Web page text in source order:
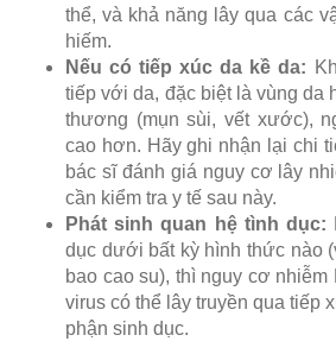
thể, và khả năng lây qua các
hiếm.
Nếu có tiếp xúc da kề da:
tiếp với da, đặc biệt là vùng da
thương (mụn sùi, vết xước),
cao hơn. Hãy ghi nhận lại chi
bác sĩ đánh giá nguy cơ lây
cần kiểm tra y tế sau này.
Phát sinh quan hệ tình dục:
dục dưới bất kỳ hình thức nào
bao cao su), thì nguy cơ
virus có thể lây truyền qua tiếp
phận sinh dục.